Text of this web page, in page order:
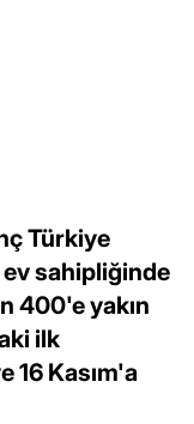
Türkiye
ev sahipliğinde
400'e yakın
ilk
16 Kasım'a